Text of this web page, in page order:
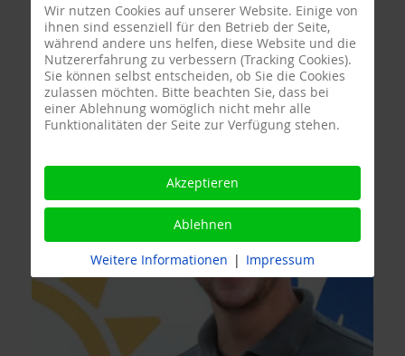
Wir nutzen Cookies auf unserer Website. Einige von
ihnen sind essenziell für den Betrieb der Seite,
während andere uns helfen, diese Website und die
Nutzererfahrung zu verbessern (Tracking Cookies).
Sie können selbst entscheiden, ob Sie die Cookies
zulassen möchten. Bitte beachten Sie, dass bei
einer Ablehnung womöglich nicht mehr alle
Funktionalitäten der Seite zur Verfügung stehen.
Akzeptieren
Ablehnen
Weitere Informationen | Impressum